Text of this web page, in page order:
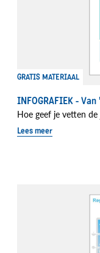
GRATIS MATERIAAL
INFOGRAFIEK -
Hoe geef je vetten
Lees meer